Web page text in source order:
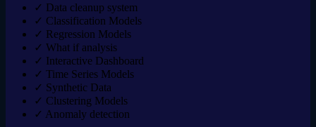
✓ Data cleanup system
✓ Classification Models
✓ Regression Models
✓ What if analysis
✓ Interactive Dashboard
✓ Time Series Models
✓ Synthetic Data
✓ Clustering Models
✓ Anomaly detection